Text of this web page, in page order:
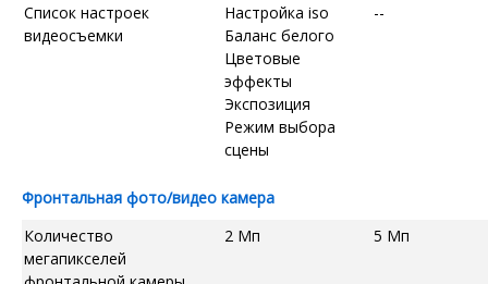
Список настроек
видеосъемки
Настройка iso
Баланс белого
Цветовые
эффекты
Экспозиция
Режим выбора
сцены
--
Фронтальная фото/видео камера
Количество
мегапикселей
2 Мп 5 Мп